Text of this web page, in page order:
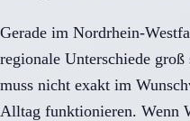
Gerade im Nordrhein-
regionale Unterschiede
muss nicht exakt im
Alltag funktionieren. Wenn